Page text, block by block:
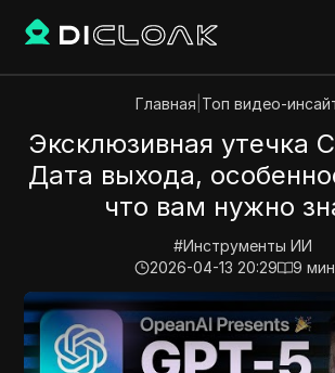
Главная Топ видео-
Эксклюзивная утечка
Дата выхода,
что вам нужно
#Инструменты ИИ
2026-04-13 20:29
9
Play Video:Эксклюзивная утечка